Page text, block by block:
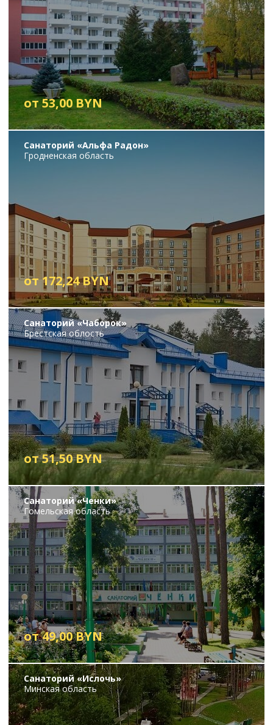
от 53,00 BYN
Санаторий «Альфа Радон»
Гродненская область
от 172,24 BYN
Санаторий «Чаборок»
Брестская облость
от 51,50 BYN
Санаторий «Ченки»
Гомельская область
от 49,00 BYN
Санаторий «Ислочь»
Минская область